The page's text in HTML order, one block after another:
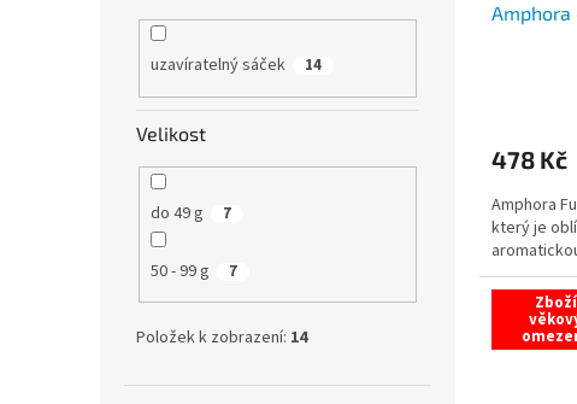
uzavíratelný sáček 14
Velikost
do 49 g 7
50 - 99 g 7
Položek k zobrazení: 14
Amphora
478 Kč
Amphora
který je